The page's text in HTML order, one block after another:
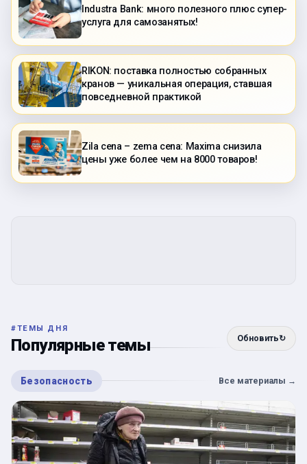
Industra Bank: много полезного плюс супер-
услуга для самозанятых!
RIKON: поставка полностью собранных
кранов — уникальная операция, ставшая
повседневной практикой
Zila cena – zema cena: Maxima снизила
цены уже более чем на 8000 товаров!
#ТЕМЫ ДНЯ
Популярные темы Обновить↻
Безопасность Все материалы →